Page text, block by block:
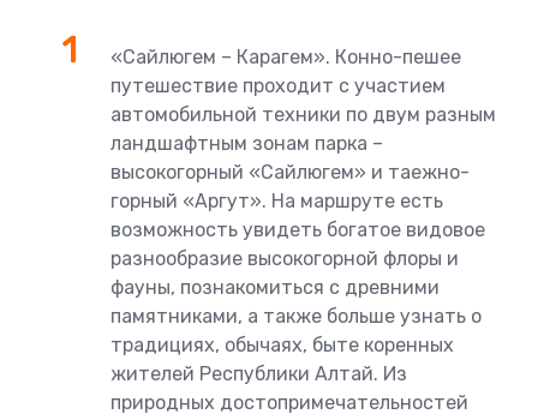
«Сайлюгем – Карагем». Конно-пешее
путешествие проходит с участием
автомобильной техники по двум разным
ландшафтным зонам парка –
высокогорный «Сайлюгем» и таежно-
горный «Аргут». На маршруте есть
возможность увидеть богатое видовое
разнообразие высокогорной флоры и
фауны, познакомиться с древними
памятниками, а также больше узнать о
традициях, обычаях, быте коренных
жителей Республики Алтай. Из
природных достопримечательностей